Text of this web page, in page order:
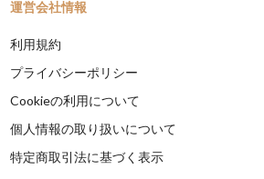
運営会社情報
利用規約
プライバシーポリシー
Cookieの利用について
個人情報の取り扱いについて
特定商取引法に基づく表示